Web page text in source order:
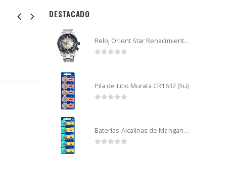
DESTACADO
Reloj Orient Star Renacimiento mecánico - Retro Future Guitar - RA-AR0303G
Pila de Litio Murata CR1632 (5u)
Baterías Alcalinas de Manganeso Murata 192 (5u)